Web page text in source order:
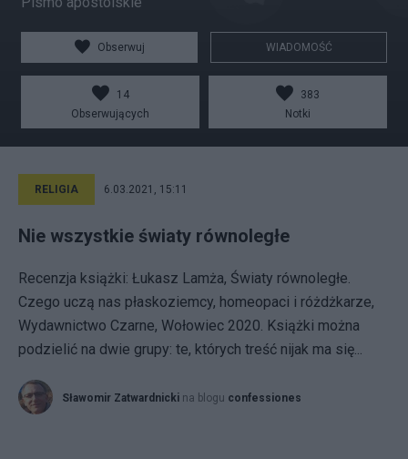
Obserwuj WIADOMOŚĆ
14
Obserwujących
383
Notki
RELIGIA 6.03.2021, 15:11
Nie wszystkie światy równoległe
Recenzja książki: Łukasz Lamża, Światy równoległe.
Czego uczą nas płaskoziemcy, homeopaci i różdżkarze,
Wydawnictwo Czarne, Wołowiec 2020. Książki można
podzielić na dwie grupy: te, których treść nijak ma się...
Sławomir Zatwardnicki na blogu confessiones